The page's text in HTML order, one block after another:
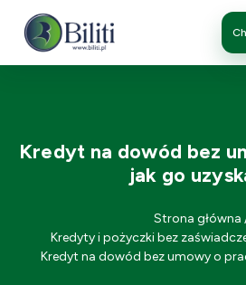
Kredyt na dowód bez
jak go
Strona główna
Kredyty i pożyczki bez
Kredyt na dowód bez umowy o